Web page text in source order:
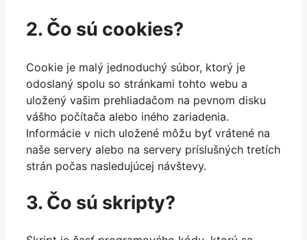
2. Čo sú cookies?
Cookie je malý jednoduchý súbor, ktorý je
odoslaný spolu so stránkami tohto webu a
uložený vašim prehliadačom na pevnom disku
vášho počítača alebo iného zariadenia.
Informácie v nich uložené môžu byť vrátené na
naše servery alebo na servery príslušných tretích
strán počas nasledujúcej návštevy.
3. Čo sú skripty?